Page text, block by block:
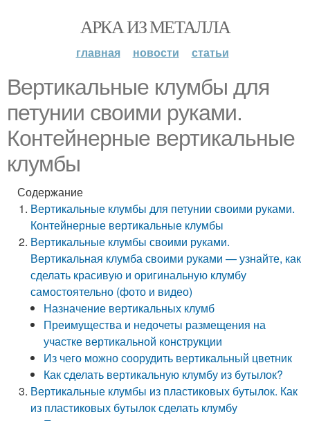
АРКА ИЗ МЕТАЛЛА
главная новости статьи
Вертикальные клумбы для
петунии своими руками.
Контейнерные вертикальные
клумбы
Содержание
Вертикальные клумбы для петунии своими руками.
Контейнерные вертикальные клумбы
Вертикальные клумбы своими руками.
Вертикальная клумба своими руками — узнайте, как
сделать красивую и оригинальную клумбу
самостоятельно (фото и видео)
Назначение вертикальных клумб
Преимущества и недочеты размещения на
участке вертикальной конструкции
Из чего можно соорудить вертикальный цветник
Как сделать вертикальную клумбу из бутылок?
Вертикальные клумбы из пластиковых бутылок. Как
из пластиковых бутылок сделать клумбу